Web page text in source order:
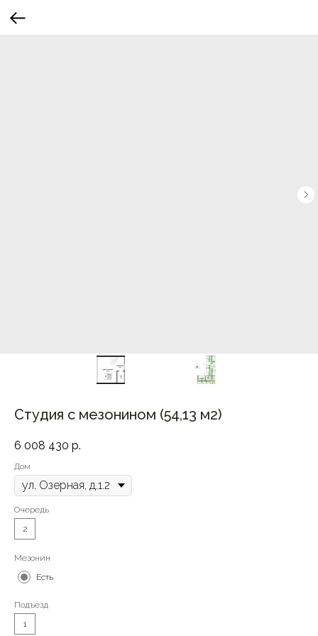
Студия с мезонином (54,13 м2)
6 008 430 р.
Дом
Очередь
2
Мезонин
Есть
Подъезд
1